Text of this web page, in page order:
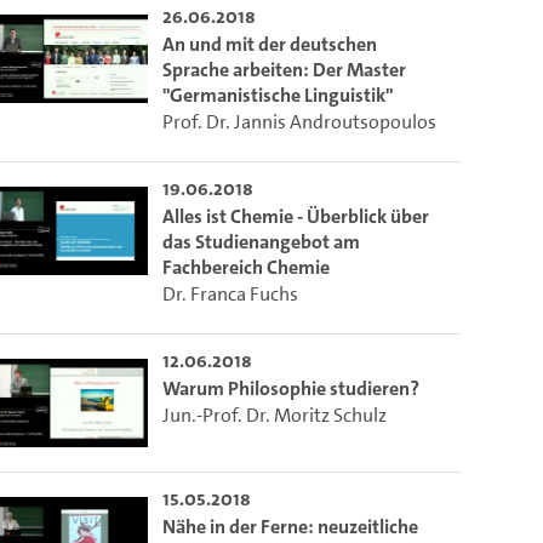
26.06.2018
An und mit der deutschen
Sprache arbeiten: Der Master
"Germanistische Linguistik"
Prof. Dr. Jannis Androutsopoulos
19.06.2018
Alles ist Chemie - Überblick über
das Studienangebot am
Fachbereich Chemie
Dr. Franca Fuchs
12.06.2018
Warum Philosophie studieren?
Jun.-Prof. Dr. Moritz Schulz
15.05.2018
Nähe in der Ferne: neuzeitliche